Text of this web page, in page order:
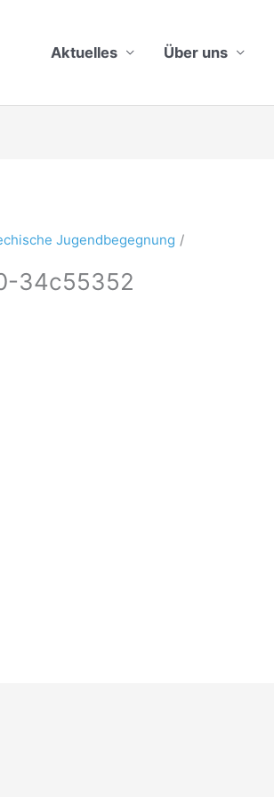
Aktuelles Über uns
Jugendbegegnung
34c55352